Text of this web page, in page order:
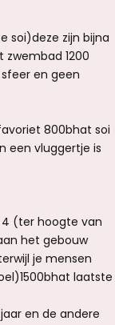
soi)deze zijn bijna
1200
en geen
800bhat soi
een vluggertje is
4 (ter hoogte van
het gebouw
je mensen
laatste
en de andere